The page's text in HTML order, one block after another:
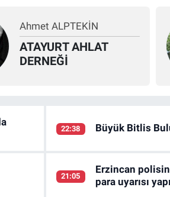
Ahmet ALPTEKİN
ATAYURT AHLAT
DERNEĞİ
22:38 Büyük Bitlis
21:05
Erzincan
para uyarısı